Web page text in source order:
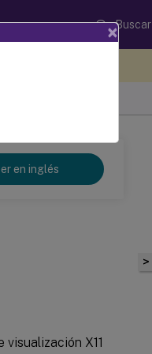
Buscar
en inglés
X11
>
×